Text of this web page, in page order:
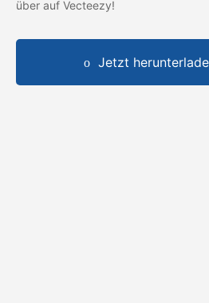
über auf Vecteezy!
Jetzt